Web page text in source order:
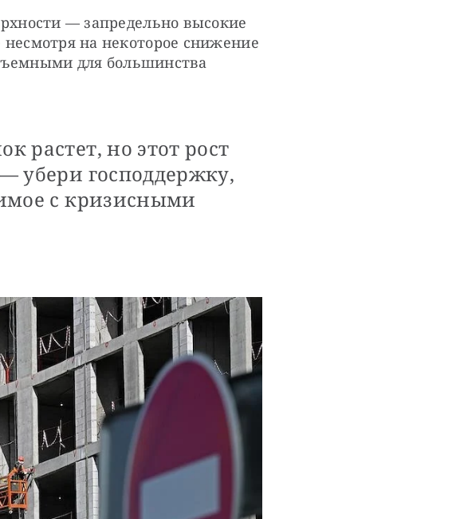
— запредельно высокие
на некоторое снижение
для большинства
растет, но этот рост
убери господдержку,
с кризисными